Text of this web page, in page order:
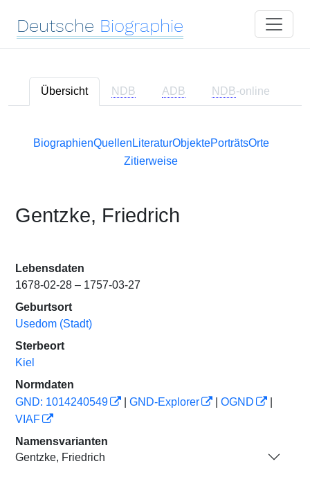
Deutsche Biographie
Übersicht NDB ADB NDB-online
BiographienQuellen LiteraturObjektePorträtsOrte
Zitierweise
Gentzke, Friedrich
Lebensdaten
1678-02-28 – 1757-03-27
Geburtsort
Usedom (Stadt)
Sterbeort
Kiel
Normdaten
GND: 1014240549
GND-Explorer OGND
VIAF
Namensvarianten
Gentzke, Friedrich